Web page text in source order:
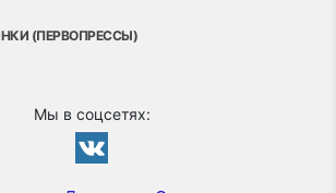
(ПЕРВОПРЕССЫ)
Мы в соцсетях: